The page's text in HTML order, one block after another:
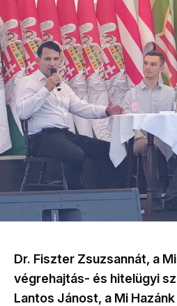
Dr. Fiszter Zsuzsannát, a
végrehajtás- és hitelügyi
Lantos Jánost, a Mi